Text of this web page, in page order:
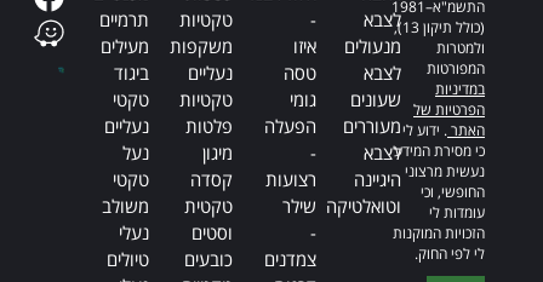
התשמ"א–1981
(כולל תיקון 13),
ולמטרות
המפורטות
במדיניות
הפרטיות של
האתר. ידוע לי
כי מסירת המידע
נעשית מרצוני
החופשי, וכי
עומדות לי
הזכויות המוקנות
לי לפי החוק.
לצבא
מנעולים
לצבא
שעונים
מעוררים
לצבא
היגיינה
וטואלטיקה
-
איזו
טסה
גומי
הפעלה
-
רצועות
שילר
-
צמדנים
טקטיות
משקפות
נעליים
טקטיות
פלטות
מיגון
קסדה
טקטית
וסטים
כובעים
תרמיים
מעילים
ביגוד
טקטי
נעליים
נעל
טקטי
משולב
נעלי
טיולים